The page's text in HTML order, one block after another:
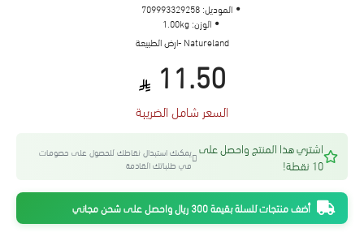
11.50
السعر شامل الضريبة
الموديل: 709993329258
الوزن: 1.00kg
Natureland -ارض الطبيعة
اشتري هذا المنتج واحصل على
10 نقطة!
يمكنك استبدال نقاطك للحصول على خصومات
في طلباتك القادمة
أضف منتجات للسلة بقيمة 300 ريال واحصل على شحن مجاني